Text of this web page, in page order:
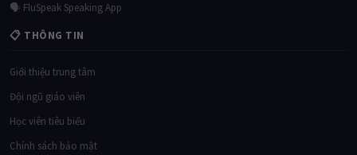
🗣 FluSpeak Speaking App
📋 THÔNG TIN
Giới thiệu trung tâm
Đội ngũ giáo viên
Học viên tiêu biểu
Chính sách bảo mật